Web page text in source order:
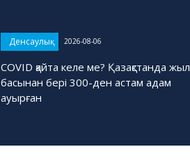
Денсаулық 2026-08-06
COVID қайта келе ме? Қазақстанда жыл
басынан бері 300-ден астам адам
ауырған